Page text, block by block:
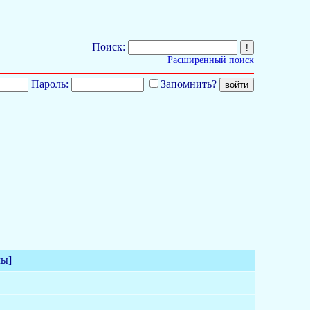
Поиск:
Расширенный поиск
Пароль: Запомнить?